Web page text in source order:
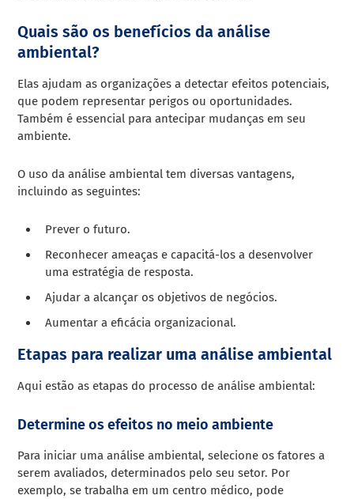
Quais são os benefícios da análise
ambiental?
Elas ajudam as organizações a detectar efeitos potenciais,
que podem representar perigos ou oportunidades.
Também é essencial para antecipar mudanças em seu
ambiente.
O uso da análise ambiental tem diversas vantagens,
incluindo as seguintes:
Prever o futuro.
Reconhecer ameaças e capacitá-los a desenvolver
uma estratégia de resposta.
Ajudar a alcançar os objetivos de negócios.
Aumentar a eficácia organizacional.
Etapas para realizar uma análise ambiental
Aqui estão as etapas do processo de análise ambiental:
Determine os efeitos no meio ambiente
Para iniciar uma análise ambiental, selecione os fatores a
serem avaliados, determinados pelo seu setor. Por
exemplo, se trabalha em um centro médico, pode